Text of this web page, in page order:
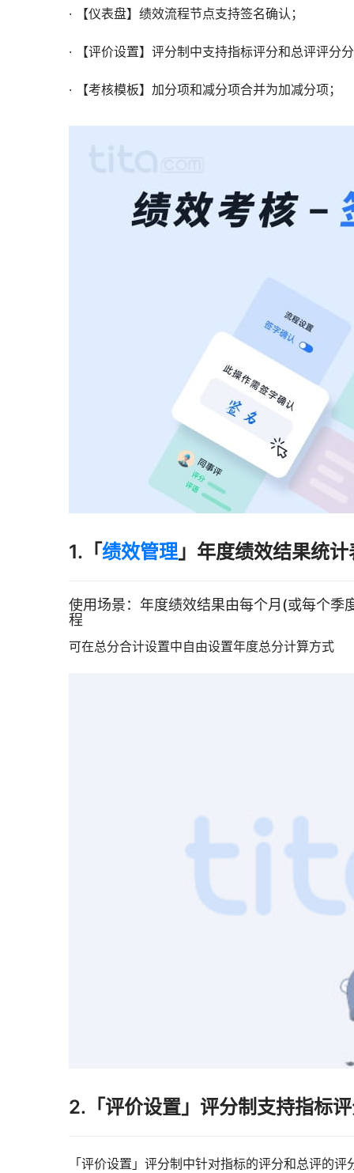
· 【仪表盘】绩效流程节点支持签名确认；
· 【评价设置】评分制中支持指标评分和总评评分
· 【考核模板】加分项和减分项合并为加减分项；
1.「绩效管理」年度绩效结果统计
使用场景：年度绩效结果由每个月(或每个季
程
可在总分合计设置中自由设置年度总分计算方式
2.「评价设置」评分制支持指标
「评价设置」评分制中针对指标的评分和总评的